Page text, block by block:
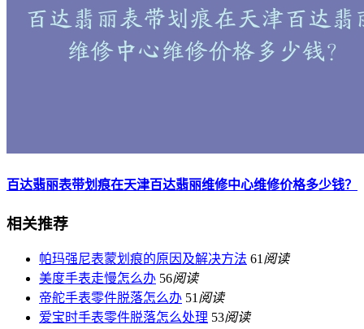
百达翡丽表带划痕在天津百达翡丽维修中心维修价格多少钱？
相关推荐
帕玛强尼表蒙划痕的原因及解决方法 61 阅读
美度手表走慢怎么办 56阅读
帝舵手表零件脱落怎么办 51 阅读
爱宝时手表零件脱落怎么处理 53阅读